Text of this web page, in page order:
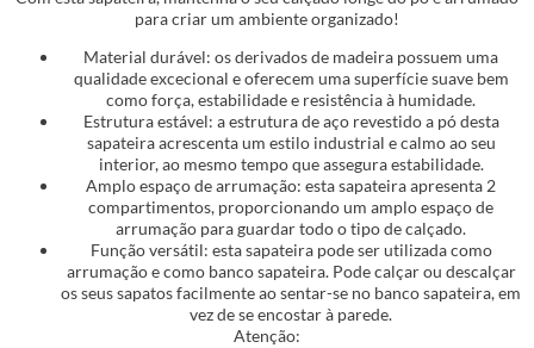
para criar um ambiente organizado!
Material durável: os derivados de madeira possuem uma
qualidade excecional e oferecem uma superfície suave bem
como força, estabilidade e resistência à humidade.
Estrutura estável: a estrutura de aço revestido a pó desta
sapateira acrescenta um estilo industrial e calmo ao seu
interior, ao mesmo tempo que assegura estabilidade.
Amplo espaço de arrumação: esta sapateira apresenta 2
compartimentos, proporcionando um amplo espaço de
arrumação para guardar todo o tipo de calçado.
Função versátil: esta sapateira pode ser utilizada como
arrumação e como banco sapateira. Pode calçar ou descalçar
os seus sapatos facilmente ao sentar-se no banco sapateira, em
vez de se encostar à parede.
Atenção: